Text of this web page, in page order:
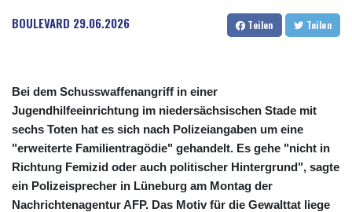
BOULEVARD 29.06.2026 Teilen Teilen
Bei dem Schusswaffenangriff in einer
Jugendhilfeeinrichtung im niedersächsischen Stade mit
sechs Toten hat es sich nach Polizeiangaben um eine
"erweiterte Familientragödie" gehandelt. Es gehe "nicht in
Richtung Femizid oder auch politischer Hintergrund", sagte
ein Polizeisprecher in Lüneburg am Montag der
Nachrichtenagentur AFP. Das Motiv für die Gewalttat liege